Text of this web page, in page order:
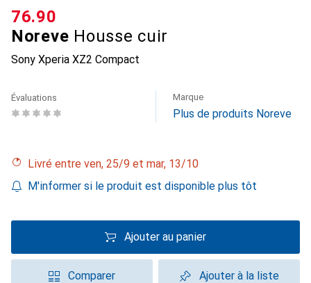
Noreve Housse cuir
Sony Xperia XZ2 Compact
CHF
76.90
Évaluations Marque
Plus de produits Noreve
Livré entre ven, 25/9 et mar, 13/10
M'informer si le produit est disponible plus tôt
Ajouter au panier
Comparer Ajouter à la liste